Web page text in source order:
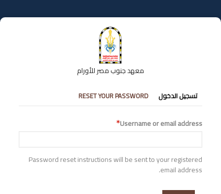
إلى
المحتوى
معهد جنوب مصر للأورام
التبويبات
الأساسية
تسجيل الدخول RESET YOUR PASSWORD
Username or email address
Password reset instructions will be sent to your registered
email address.